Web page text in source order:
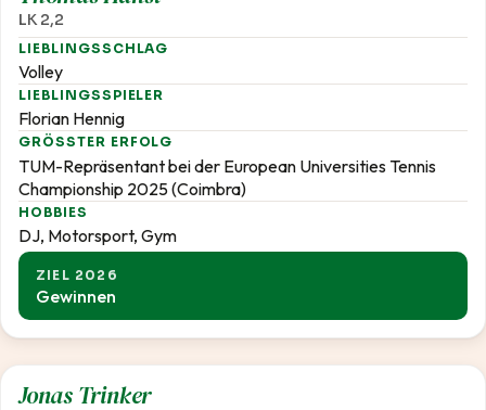
LK 2,2
LIEBLINGSSCHLAG
Volley
LIEBLINGSSPIELER
Florian Hennig
GRÖSSTER ERFOLG
TUM-Repräsentant bei der European Universities Tennis
Championship 2025 (Coimbra)
HOBBIES
DJ, Motorsport, Gym
ZIEL 2026
Gewinnen
Jonas Trinker